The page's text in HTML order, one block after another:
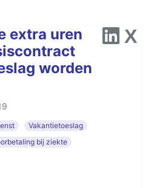
extra uren
worden
Vakantietoeslag
bij ziekte